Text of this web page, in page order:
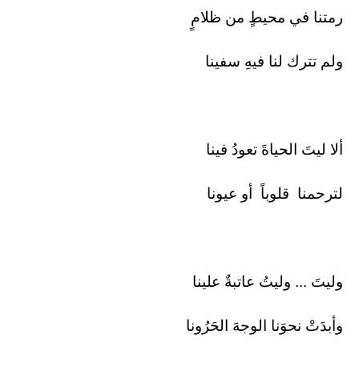
رمتنا في محيطٍ من ظلامٍ
ولم تترك لنا فيهِ سفينا
ألا ليتَ الحياةَ تعودُ فينا
لترحمنا قلوباً أو عيونا
وليتَ ... وليتُ عاتبةٌ علينا
وأبدَتْ نحوَنا الوجهَ الحَرُونا